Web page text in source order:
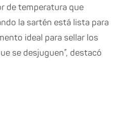
de temperatura que
la sartén está lista para
ideal para sellar los
se desjuguen”, destacó